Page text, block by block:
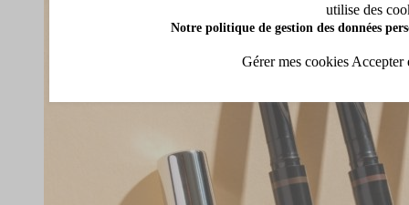
utilise des
Notre politique de gestion des données
Gérer mes cookies Accepter